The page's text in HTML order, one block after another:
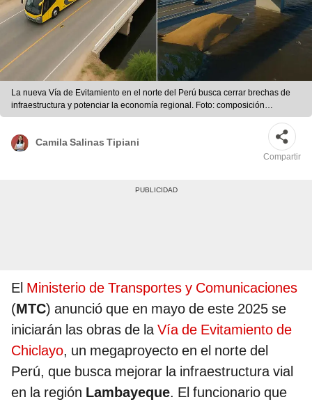
La nueva Vía de Evitamiento en el norte del Perú busca cerrar brechas de
infraestructura y potenciar la economía regional. Foto: composición
LR/MTC/IA
Camila Salinas Tipiani
Compartir
El Ministerio de Transportes y Comunicaciones
(MTC) anunció que en mayo de este 2025 se
iniciarán las obras de laVía de Evitamiento de
Chiclayo, un megaproyecto en el norte del
Perú, que busca mejorar la infraestructura vial
en la región Lambayeque. El funcionario que